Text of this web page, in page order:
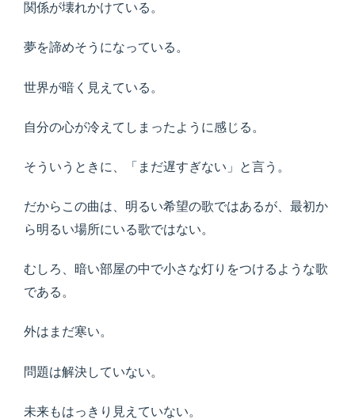
関係が壊れかけている。
夢を諦めそうになっている。
世界が暗く見えている。
自分の心が冷えてしまったように感じる。
そういうときに、「まだ遅すぎない」と言う。
だからこの曲は、明るい希望の歌ではあるが、最初か
ら明るい場所にいる歌ではない。
むしろ、暗い部屋の中で小さな灯りをつけるような歌
である。
外はまだ寒い。
問題は解決していない。
未来もはっきり見えていない。